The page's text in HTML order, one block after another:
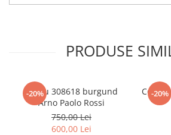
PRODUSE
-20%
Sacou 308618 burgund
Arno Paolo Rossi
750,00 Lei
600,00 Lei
-20%